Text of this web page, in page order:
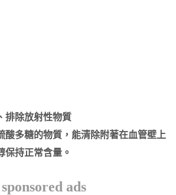
排除放射性物質
酸多糖的物質，能清除附著在血管壁上
保持正常含量。
sponsored ads